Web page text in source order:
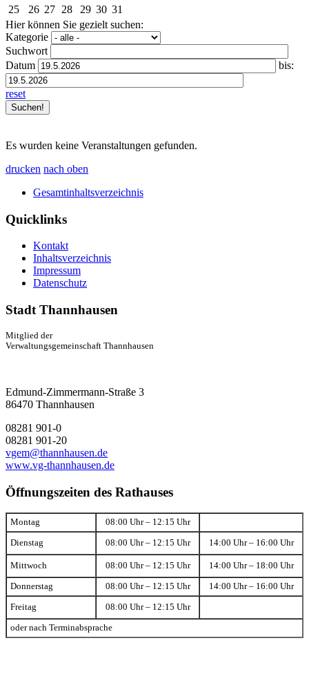
25
26 27 28 29 30 31
Hier können Sie gezielt suchen:
Kategorie
Suchwort
Datum
bis:
reset
Es wurden keine Veranstaltungen gefunden.
drucken nach oben
Gesamtinhaltsverzeichnis
Quicklinks
Kontakt
Inhaltsverzeichnis
Impressum
Datenschutz
Stadt Thannhausen
Mitglied der
Verwaltungsgemeinschaft Thannhausen
Edmund-Zimmermann-Straße 3
86470 Thannhausen
08281 901-0
08281 901-20
vgem@thannhausen.de
www.vg-thannhausen.de
Öffnungszeiten des Rathauses
Montag 08:00 Uhr – 12:15 Uhr
Dienstag 08:00 Uhr – 12:15 Uhr 14:00 Uhr – 16:00 Uhr
Mittwoch 08:00 Uhr – 12:15 Uhr 14:00 Uhr – 18:00 Uhr
Donnerstag 08:00 Uhr – 12:15 Uhr 14:00 Uhr – 16:00 Uhr
Freitag 08:00 Uhr – 12:15 Uhr
oder nach Terminabsprache